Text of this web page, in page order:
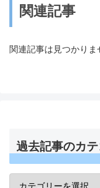
関連記事
関連記事は見つかりま
過去記事のカ